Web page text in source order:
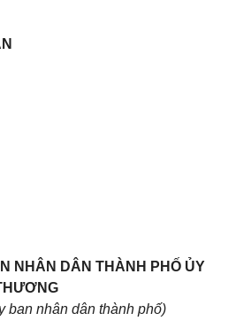
NHÂN DÂN THÀNH PHỐ ỦY
ban nhân dân thành phố)